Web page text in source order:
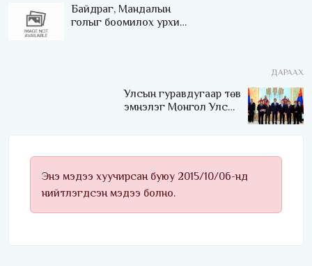
Байдраг, Мандалын
голыг боомилох урхи
ДАРААХ
Улсын гуравдугаар төв
эмнэлэг Монгол Улсын
Энэ мэдээ хуучирсан буюу 2015/10/06-нд
нийтлэгдсэн мэдээ болно.